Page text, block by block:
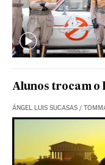
Alunos trocam o
ÁNGEL LUIS SUCASAS /